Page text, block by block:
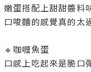
嫩蛋搭配上甜甜醬料
口唆麵的感覺真的太
🔹咖喱魚蛋
口感上吃起來是脆口